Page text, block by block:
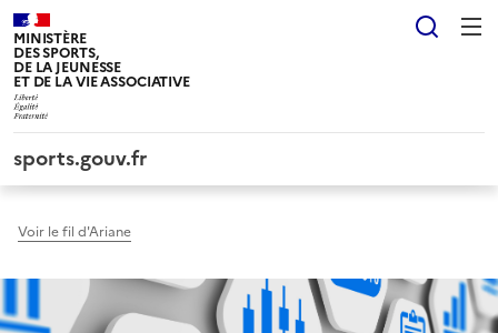
MINISTÈRE
DES SPORTS,
DE LA JEUNESSE
ET DE LA VIE ASSOCIATIVE
sports.gouv.fr
Voir le fil d'Ariane
Panneau de gestion des cookies tarteaucitron